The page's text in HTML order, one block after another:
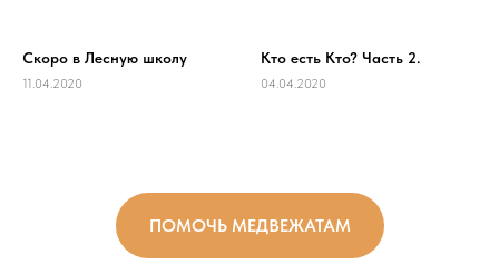
Скоро в Лесную школу
11.04.2020
Кто есть Кто? Часть 2.
04.04.2020
ПОМОЧЬ МЕДВЕЖАТАМ